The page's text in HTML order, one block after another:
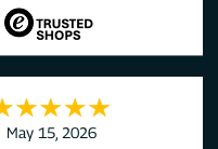
May 15, 2026